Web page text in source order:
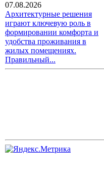
07.08.2026
Архитектурные решения
играют ключевую роль в
формировании комфорта и
удобства проживания в
жилых помещениях.
Правильный...